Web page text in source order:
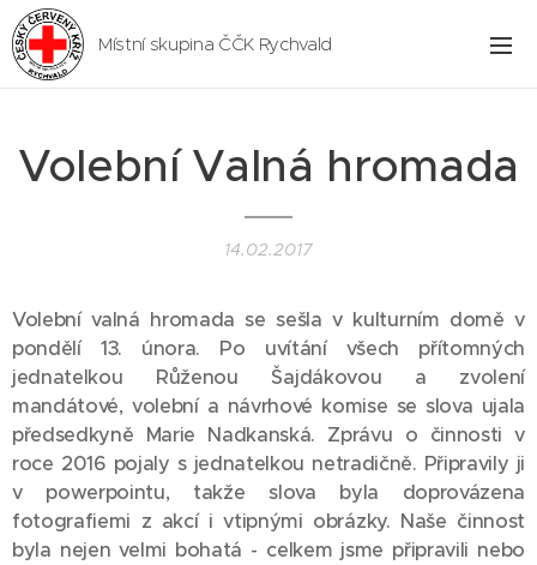
Místní skupina ČČK Rychvald
Volební Valná hromada
14.02.2017
Volební valná hromada se sešla v kulturním domě v
pondělí 13. února. Po uvítání všech přítomných
jednatelkou Růženou Šajdákovou a zvolení
mandátové, volební a návrhové komise se slova ujala
předsedkyně Marie Nadkanská. Zprávu o činnosti v
roce 2016 pojaly s jednatelkou netradičně. Připravily ji
v powerpointu, takže slova byla doprovázena
fotografiemi z akcí i vtipnými obrázky. Naše činnost
byla nejen velmi bohatá - celkem jsme připravili nebo